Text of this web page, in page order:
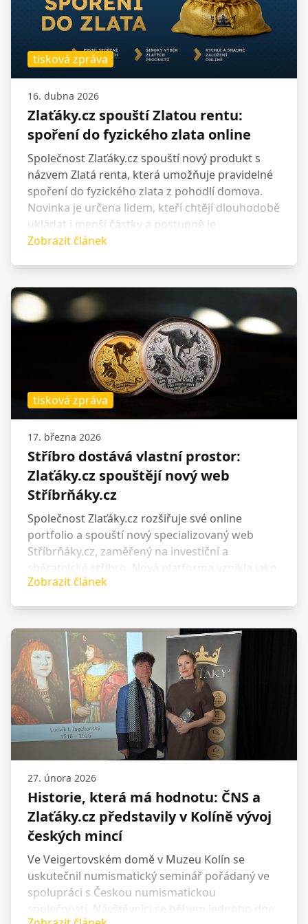
tisková zpráva
16. dubna 2026
Zlaťáky.cz spouští Zlatou rentu:
spoření do fyzického zlata online
Společnost Zlaťáky.cz spouští nový produkt s
názvem Zlatá renta, která umožňuje pravidelné
spoření do fyzického zlata z pohodlí domova.
Novinka je určena lidem, kteří chtějí dlouhodobě
ukládat i menší částky a postupně je
proměňovat v ryzí zlato, a to s možností
skutečné ryzí zlato a klient má průběh svého
spoření kdykoliv k dispozici ve svém online účtu.
Zobrazit článek
tisková zpráva
17. března 2026
Stříbro dostává vlastní prostor:
Zlaťáky.cz spouštějí nový web
Stříbrňáky.cz
Společnost Zlaťáky.cz rozšiřuje své online
portfolio a spouští nový specializovaný web
Stříbrňáky.cz, zaměřený na investiční a
sběratelské stříbro. Nová platforma vznikla jako
přirozený krok v dalším rozvoji značky a reaguje
Stříbrňáky.cz nyní zákazníci najdou přehledně
uspořádanou nabídku investičního
sběratelského stříbra, stejně jako související
servis a zázemí, na které jsou u Zlaťáků zvyklí.
Zobrazit článek
27. února 2026
Historie, která má hodnotu: ČNS a
Zlaťáky.cz představily v Kolíně vývoj
českých mincí
Ve Veigertovském domě v Muzeu Kolín se
uskutečnil numismatický seminář pořádaný ve
spolupráci s Českou numismatickou
společností. Návštěvníci se během jednoho dne